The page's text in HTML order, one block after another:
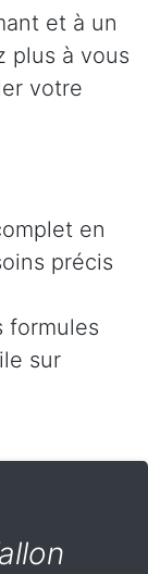
et à un
plus à vous
votre
en
précis
formules
sur